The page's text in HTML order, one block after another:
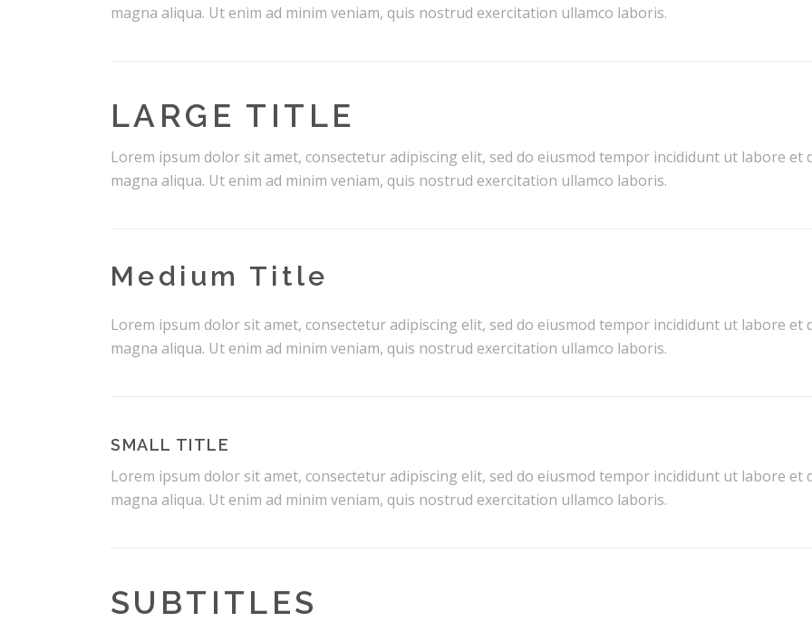
magna aliqua. Ut enim ad minim veniam, quis nostrud exercitation ullamco laboris.
LARGE TITLE
Lorem ipsum dolor sit amet, consectetur adipiscing elit, sed do eiusmod tempor incididunt ut labore et
magna aliqua. Ut enim ad minim veniam, quis nostrud exercitation ullamco laboris.
Medium Title
Lorem ipsum dolor sit amet, consectetur adipiscing elit, sed do eiusmod tempor incididunt ut labore et
magna aliqua. Ut enim ad minim veniam, quis nostrud exercitation ullamco laboris.
SMALL TITLE
Lorem ipsum dolor sit amet, consectetur adipiscing elit, sed do eiusmod tempor incididunt ut labore et
magna aliqua. Ut enim ad minim veniam, quis nostrud exercitation ullamco laboris.
SUBTITLES